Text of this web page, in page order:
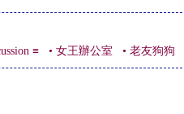
≡ • 女王辦公室 • 老友狗狗